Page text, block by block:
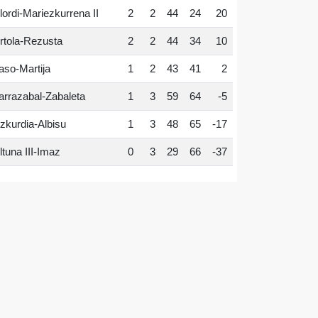
Mariezkurrena II 2 2 44 24 20
Rezusta 2 2 44 34 10
Martija 1 2 43 41 2
Zabaleta 1 3 59 64 -5
Albisu 1 3 48 65 -17
III-Imaz 0 3 29 66 -37